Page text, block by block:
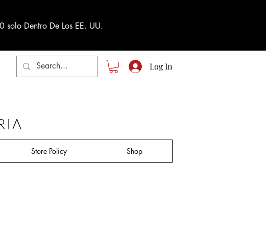
Dentro De Los EE. UU.
Log In
Store Policy Shop